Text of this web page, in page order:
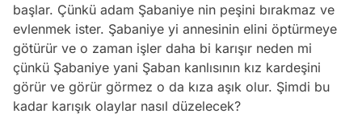
başlar. Çünkü adam Şabaniye nin peşini bırakmaz ve
evlenmek ister. Şabaniye yi annesinin elini öptürmeye
götürür ve o zaman işler daha bi karışır neden mi
çünkü Şabaniye yani Şaban kanlısının kız kardeşini
görür ve görür görmez o da kıza aşık olur. Şimdi bu
kadar karışık olaylar nasıl düzelecek?